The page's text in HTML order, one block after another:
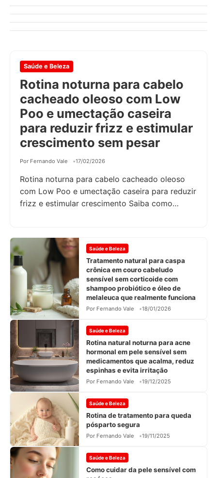
Saúde e Beleza
Rotina noturna para cabelo
cacheado oleoso com Low
Poo e umectação caseira
para reduzir frizz e estimular
crescimento sem pesar
Por Fernando Vale 17/02/2026
Rotina noturna para cabelo cacheado oleoso
com Low Poo e umectação caseira para reduzir
frizz e estimular crescimento Saiba como…
Saúde e Beleza
Tratamento natural para caspa
crônica em couro cabeludo
sensível sem corticoide com
shampoo probiótico e óleo de
melaleuca que realmente funciona
Por Fernando Vale 18/01/2026
Saúde e Beleza
Rotina natural noturna para acne
hormonal em pele sensível sem
medicamentos que acalma, reduz
espinhas e evita irritação
Por Fernando Vale 19/12/2025
Saúde e Beleza
Rotina de tratamento para queda
pósparto segura
Por Fernando Vale 19/11/2025
Saúde e Beleza
Como cuidar da pele sensível com